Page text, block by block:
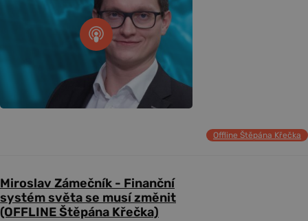
Offline Štěpána Křečka
Miroslav Zámečník - Finanční
systém světa se musí změnit
(OFFLINE Štěpána Křečka)